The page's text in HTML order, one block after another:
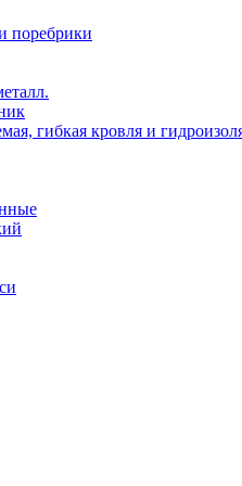
поребрики
гибкая кровля и